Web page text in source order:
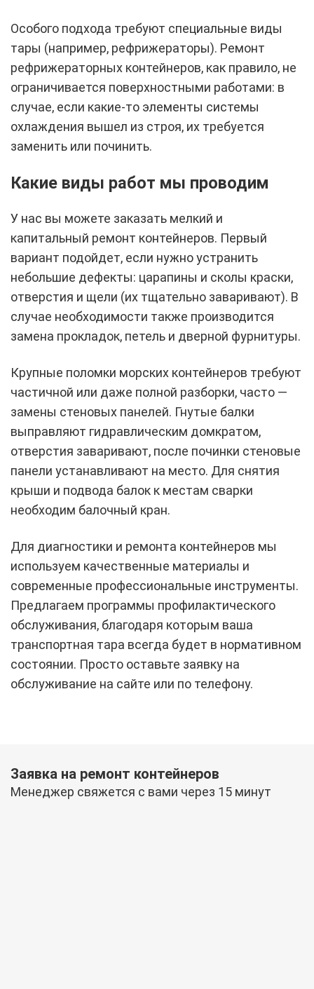
Особого подхода требуют специальные виды
тары (например, рефрижераторы). Ремонт
рефрижераторных контейнеров, как правило, не
ограничивается поверхностными работами: в
случае, если какие-то элементы системы
охлаждения вышел из строя, их требуется
заменить или починить.
Какие виды работ мы проводим
У нас вы можете заказать мелкий и
капитальный ремонт контейнеров. Первый
вариант подойдет, если нужно устранить
небольшие дефекты: царапины и сколы краски,
отверстия и щели (их тщательно заваривают). В
случае необходимости также производится
замена прокладок, петель и дверной фурнитуры.
Крупные поломки морских контейнеров требуют
частичной или даже полной разборки, часто —
замены стеновых панелей. Гнутые балки
выправляют гидравлическим домкратом,
отверстия заваривают, после починки стеновые
панели устанавливают на место. Для снятия
крыши и подвода балок к местам сварки
необходим балочный кран.
Для диагностики и ремонта контейнеров мы
используем качественные материалы и
современные профессиональные инструменты.
Предлагаем программы профилактического
обслуживания, благодаря которым ваша
транспортная тара всегда будет в нормативном
состоянии. Просто оставьте заявку на
обслуживание на сайте или по телефону.
Заявка на ремонт контейнеров
Менеджер свяжется с вами через 15 минут